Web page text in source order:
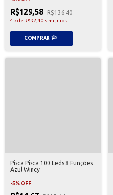
R$129,58 R$136,40
4 xde R$32,40 sem juros
Pisca Pisca 100 Leds 8 Funções
Azul Wincy
-5% OFF